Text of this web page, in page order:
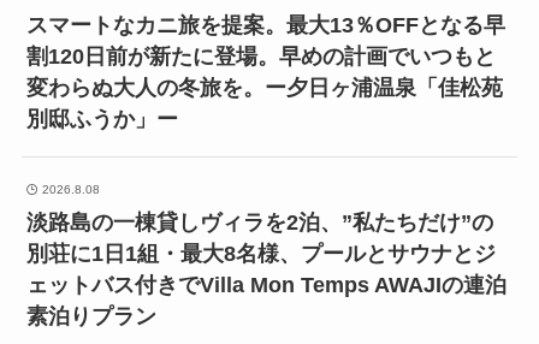
スマートなカニ旅を提案。最大13％OFFとなる早
割120日前が新たに登場。早めの計画でいつもと
変わらぬ大人の冬旅を。ー夕日ヶ浦温泉「佳松苑
別邸ふうか」ー
2026.8.08
淡路島の一棟貸しヴィラを2泊、”私たちだけ”の
別荘に1日1組・最大8名様、プールとサウナとジ
ェットバス付きでVilla Mon Temps AWAJIの連泊
素泊りプラン